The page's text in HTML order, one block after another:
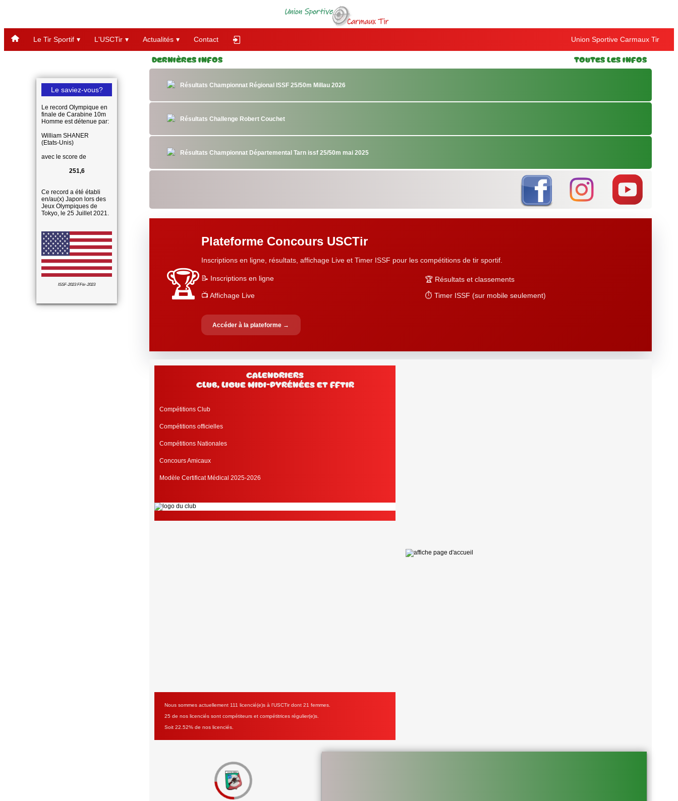
Union Sportive Carmaux Tir
Le Tir Sportif L'USCTir Actualités Contact
Le saviez-vous?
Le record Olympique en
finale de Carabine 10m
Homme est détenue par:
William SHANER
(Etats-Unis)
avec le score de
251,6
Ce record a été établi
en/au(x) Japon lors des
Jeux Olympiques de
Tokyo, le 25 Juillet 2021.
ISSF-2023 FFtir-2023
Dernières Infos Toutes les Infos
Résultats Championnat Régional ISSF 25/50m Millau 2026
Résultats Challenge Robert Couchet
Résultats Championnat Départemental Tarn issf 25/50m mai 2025
🏆
Plateforme Concours USCTir
Inscriptions en ligne, résultats, affichage Live et Timer ISSF pour les compétitions de tir sportif.
📝 Inscriptions en ligne
🏆 Résultats et classements
📺 Affichage Live
⏱️ Timer ISSF (sur mobile seulement)
Accéder à la plateforme →
Calendriers
club, Ligue Midi-Pyrénées et FFtir
Compétitions Club
Compétitions officielles
Compétitions Nationales
Concours Amicaux
Modèle Certificat Médical 2025-2026
Nous sommes actuellement 111 licencié(e)s à l'USCTir dont 21 femmes.
25 de nos licenciés sont compétiteurs et compétitrices régulier(e)s.
Soit 22.52% de nos licenciés.